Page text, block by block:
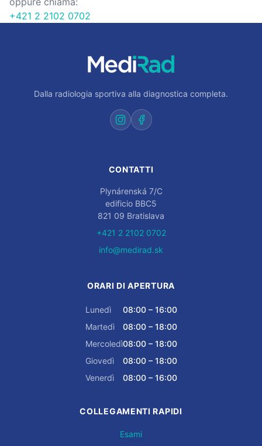
+421 2 2102 0702
Dalla radiologia sportiva alla diagnostica completa.
CONTATTI
Plynárenská 7/C
edificio BBC5
821 09 Bratislava
+421 2 2102 0702
info@medirad.sk
ORARI DI APERTURA
Lunedì
08:00 – 16:00
Martedì
08:00 – 18:00
Mercoledì08:00 – 18:00
Giovedì
08:00 – 18:00
Venerdì
08:00 – 16:00
COLLEGAMENTI RAPIDI
Esami